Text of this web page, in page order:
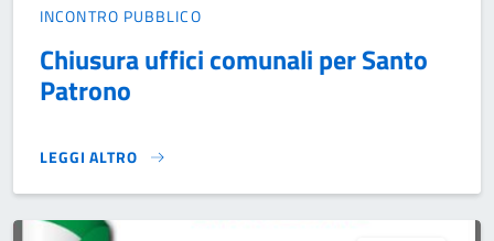
INCONTRO PUBBLICO
Chiusura uffici comunali per Santo
Patrono
LEGGI ALTRO
CHIUSURA UFFICI COMUNALI PER SANTO PATRONO}